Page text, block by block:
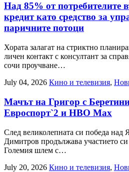
Над 85% от потребителите
кредит като средство за
паричните потоци
Хората залагат на стриктно
личен контакт с консултант за
сочи проучване…
July 04, 2026 Кино и телевизия,
Мачът на Григор с
Евроспорт`2 и НВО Мах
След великолепната си победа
Димитров продължава участието
Големия шлем с…
July 20, 2026 Кино и телевизия,